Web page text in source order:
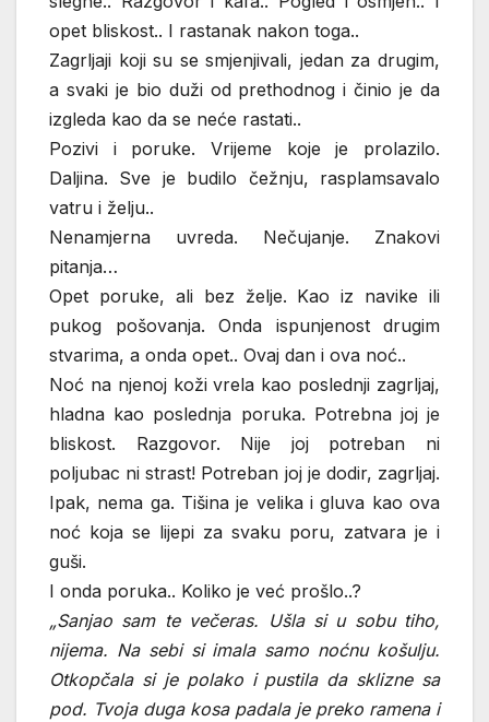
opet bliskost.. I rastanak nakon toga..
Zagrljaji koji su se smjenjivali, jedan za drugim,
a svaki je bio duži od prethodnog i činio je da
izgleda kao da se neće rastati..
Pozivi i poruke. Vrijeme koje je prolazilo.
Daljina. Sve je budilo čežnju, rasplamsavalo
vatru i želju..
Nenamjerna uvreda. Nečujanje. Znakovi
pitanja…
Opet poruke, ali bez želje. Kao iz navike ili
pukog pošovanja. Onda ispunjenost drugim
stvarima, a onda opet.. Ovaj dan i ova noć..
Noć na njenoj koži vrela kao poslednji zagrljaj,
hladna kao poslednja poruka. Potrebna joj je
bliskost. Razgovor. Nije joj potreban ni
poljubac ni strast! Potreban joj je dodir, zagrljaj.
Ipak, nema ga. Tišina je velika i gluva kao ova
noć koja se lijepi za svaku poru, zatvara je i
guši.
I onda poruka.. Koliko je već prošlo..?
„Sanjao sam te večeras. Ušla si u sobu tiho,
nijema. Na sebi si imala samo noćnu košulju.
Otkopčala si je polako i pustila da sklizne sa
pod. Tvoja duga kosa padala je preko ramena i